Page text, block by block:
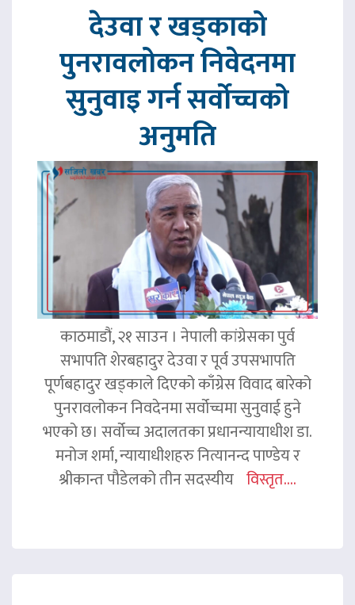
देउवा र खड्काको
पुनरावलोकन निवेदनमा
सुनुवाइ गर्न सर्वोच्चको
अनुमति
काठमाडौं, २१ साउन । नेपाली कांग्रेसका पुर्व
सभापति शेरबहादुर देउवा र पूर्व उपसभापति
पूर्णबहादुर खड्काले दिएको काँग्रेस विवाद बारेको
पुनरावलोकन निवदेनमा सर्वोच्चमा सुनुवाई हुने
भएको छ। सर्वोच्च अदालतका प्रधानन्यायाधीश डा.
मनोज शर्मा, न्यायाधीशहरु नित्यानन्द पाण्डेय र
श्रीकान्त पौडेलको तीन सदस्यीय विस्तृत....